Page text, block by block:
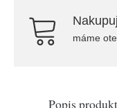
máme
Popis